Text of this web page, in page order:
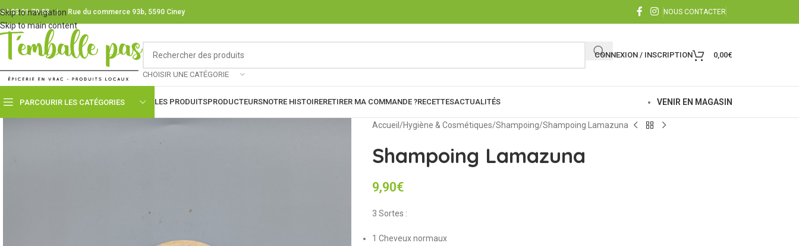
Skip to navigation
Skip to main content
83 21 79 88 | Rue du commerce 93b, 5590 Ciney NOUS CONTACTER
CHOISIR UNE CATÉGORIE
CONNEXION / INSCRIPTION 0,00€
PARCOURIR LES CATÉGORIES LES PRODUITSPRODUCTEURSNOTRE HISTOIRERETIRER MA COMMANDE ?RECETTESACTUALITÉS VENIR EN MAGASIN
Accueil Hygiène & Cosmétiques Shampoing Shampoing Lamazuna
Shampoing Lamazuna
9,90€
3 Sortes :
1 Cheveux normaux